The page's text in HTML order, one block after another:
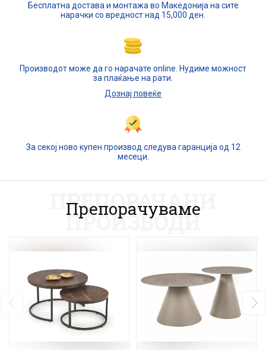
Бесплатна достава и монтажа во Македонија на сите
нарачки со вредност над 15,000 ден.
Производот може да го нарачате online. Нудиме можност
за плаќање на рати.
Дознај повеќе
За секој ново купен производ следува гаранција од 12
месеци.
Препорачуваме
ПРЕПОРАЧАНИ
ПРОИЗВОДИ